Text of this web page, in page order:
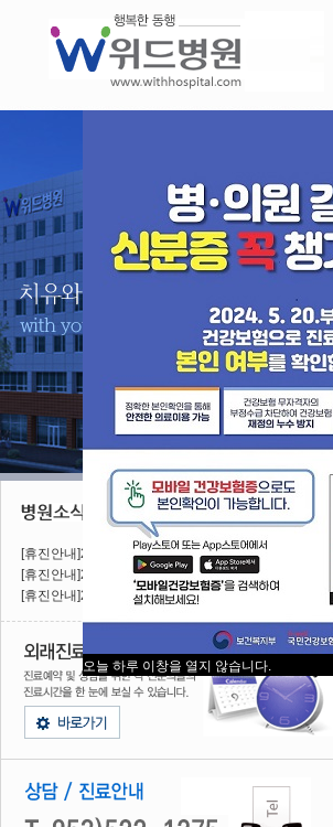
오늘 하루 이창을 열지 않습니다.
[휴진안내]2026년 08월 ..
2026.07.31
[휴진안내]2026년 07월 ..
[휴진안내]2026년 06월 ..
2026.06.05